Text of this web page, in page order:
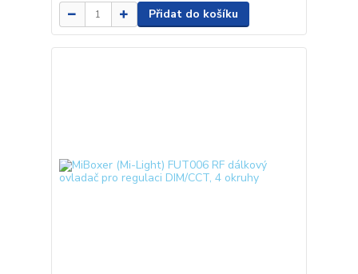
Přidat do košíku